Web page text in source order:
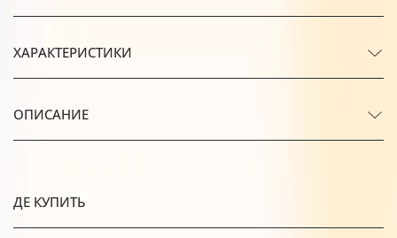
ХАРАКТЕРИСТИКИ
ОПИСАНИЕ
ДЕ КУПИТЬ